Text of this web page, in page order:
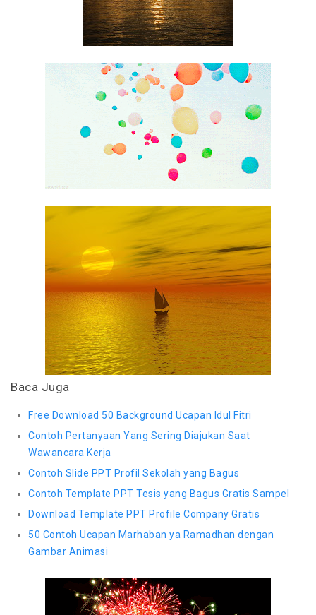
Baca Juga
Free Download 50 Background Ucapan Idul Fitri
Contoh Pertanyaan Yang Sering Diajukan Saat
Wawancara Kerja
Contoh Slide PPT Profil Sekolah yang Bagus
Contoh Template PPT Tesis yang Bagus Gratis Sampel
Download Template PPT Profile Company Gratis
50 Contoh Ucapan Marhaban ya Ramadhan dengan
Gambar Animasi